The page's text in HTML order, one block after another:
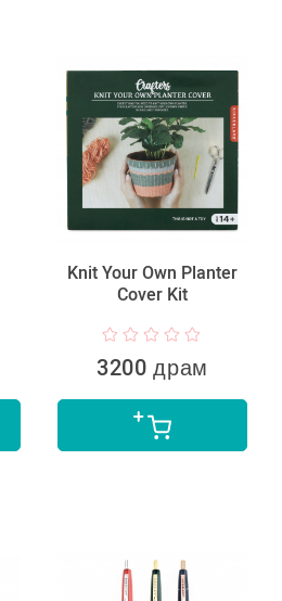
Knit Your Own Planter
Cover Kit
3200 драм